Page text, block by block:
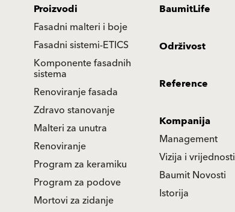
Proizvodi
Fasadni malteri i boje
Fasadni sistemi-ETICS
Komponente fasadnih
sistema
Renoviranje fasada
Zdravo stanovanje
Malteri za unutra
Renoviranje
Program za keramiku
Program za podove
Mortovi za zidanje
BaumitLife
Održivost
Reference
Kompanija
Management
Vizija i vrijednosti
Baumit Novosti
Istorija